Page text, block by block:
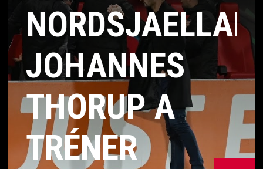
JOHANNES
THORUP A
TRÉNER